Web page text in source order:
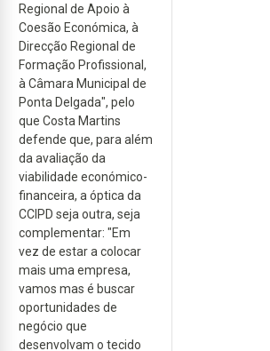
Regional de Apoio à
Coesão Económica, à
Direcção Regional de
Formação Profissional,
à Câmara Municipal de
Ponta Delgada", pelo
que Costa Martins
defende que, para além
da avaliação da
viabilidade económico-
financeira, a óptica da
CCIPD seja outra, seja
complementar: "Em
vez de estar a colocar
mais uma empresa,
vamos mas é buscar
oportunidades de
negócio que
desenvolvam o tecido